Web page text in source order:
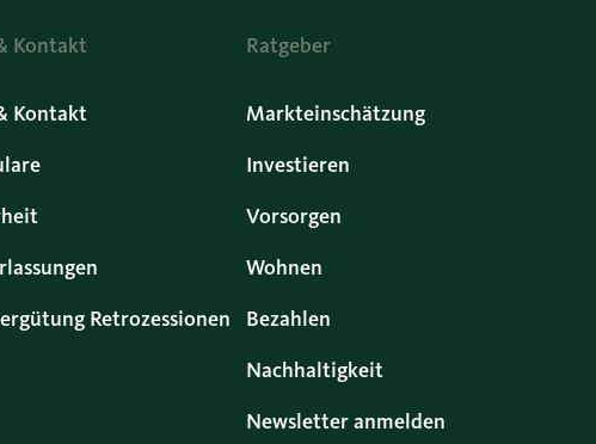
Kontakt
Kontakt
Retrozessionen
Ratgeber
Markteinschätzung
Investieren
Vorsorgen
Wohnen
Bezahlen
Nachhaltigkeit
Newsletter anmelden